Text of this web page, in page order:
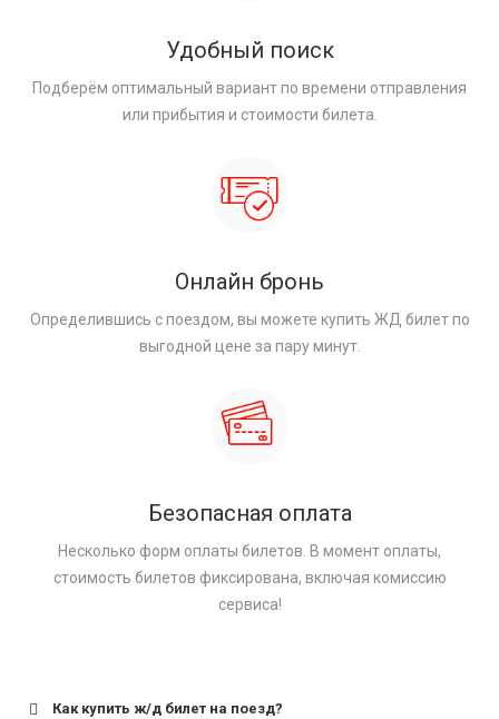
Удобный поиск
Подберём оптимальный вариант по времени отправления
или прибытия и стоимости билета.
Онлайн бронь
Определившись с поездом, вы можете купить ЖД билет по
выгодной цене за пару минут.
Безопасная оплата
Несколько форм оплаты билетов. В момент оплаты,
стоимость билетов фиксирована, включая комиссию
сервиса!
Как купить ж/д билет на поезд?